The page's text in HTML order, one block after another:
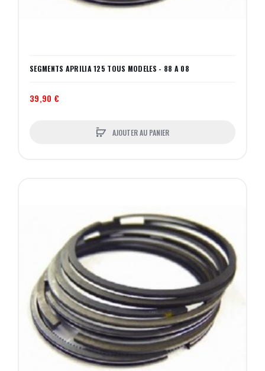
SEGMENTS APRILIA 125 TOUS MODELES - 88 A 08
39,90 €
AJOUTER AU PANIER